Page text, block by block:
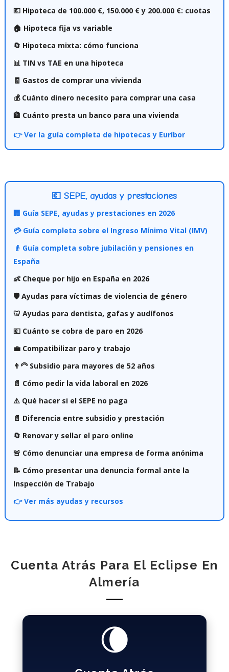
💶 Hipoteca de 100.000 €, 150.000 € y 200.000 €: cuotas
🏠 Hipoteca fija vs variable
🔄 Hipoteca mixta: cómo funciona
📊 TIN vs TAE en una hipoteca
🧾 Gastos de comprar una vivienda
💰 Cuánto dinero necesito para comprar una casa
🏦 Cuánto presta un banco para una vivienda
👉 Ver la guía completa de hipotecas y Euríbor
💶 SEPE, ayudas y prestaciones
🏢 Guía SEPE, ayudas y prestaciones en 2026
💳 Guía completa sobre el Ingreso Mínimo Vital (IMV)
👴 Guía completa sobre jubilación y pensiones en
España
👶 Cheque por hijo en España en 2026
🛡️ Ayudas para víctimas de violencia de género
🦷 Ayudas para dentista, gafas y audífonos
💶 Cuánto se cobra de paro en 2026
💼 Compatibilizar paro y trabajo
👨‍🦳 Subsidio para mayores de 52 años
📄 Cómo pedir la vida laboral en 2026
⚠️ Qué hacer si el SEPE no paga
📄 Diferencia entre subsidio y prestación
🔄 Renovar y sellar el paro online
🚨 Cómo denunciar una empresa de forma anónima
📝 Cómo presentar una denuncia formal ante la
Inspección de Trabajo
👉 Ver más ayudas y recursos
Cuenta Atrás Para El Eclipse En
Almería
🌘